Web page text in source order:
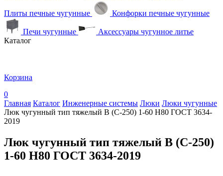
Плиты печные чугунные Конфорки печные чугунные
Печи чугунные
Аксессуары чугунное литье
Каталог
Корзина
0
Главная Каталог Инженерные системы Люки Люки чугунные
Люк чугунный тип тяжелый В (С-250) 1-60 Н80 ГОСТ 3634-
2019
Люк чугунный тип тяжелый В (С-250)
1-60 Н80 ГОСТ 3634-2019